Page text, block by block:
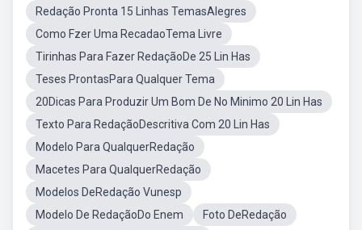
Redação Pronta 15 Linhas TemasAlegres
Como Fzer Uma RecadaoTema Livre
Tirinhas Para Fazer RedaçãoDe 25 Lin Has
Teses ProntasPara Qualquer Tema
20Dicas Para Produzir Um Bom De No Minimo 20 Lin Has
Texto Para RedaçãoDescritiva Com 20 Lin Has
Modelo Para QualquerRedação
Macetes Para QualquerRedação
Modelos DeRedação Vunesp
Modelo De RedaçãoDo Enem
Foto DeRedação